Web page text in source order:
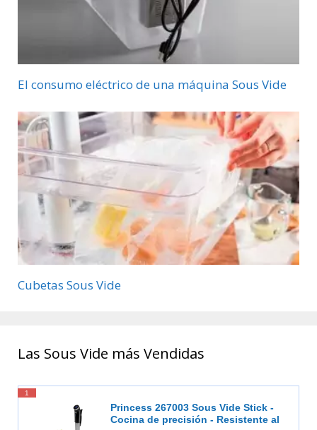
El consumo eléctrico de una máquina Sous Vide
Cubetas Sous Vide
Las Sous Vide más Vendidas
1
Princess 267003 Sous Vide Stick -
Cocina de precisión - Resistente al